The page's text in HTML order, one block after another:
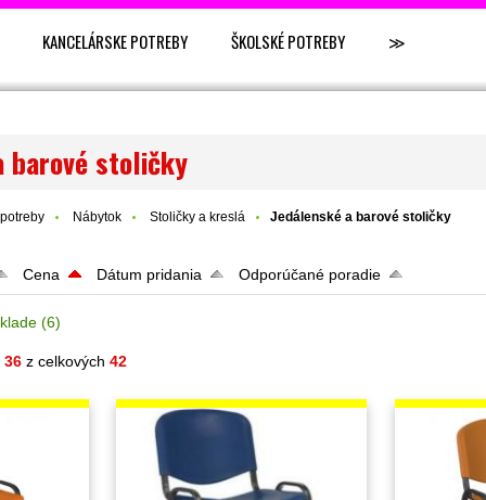
KANCELÁRSKE POTREBY ŠKOLSKÉ POTREBY ≫
barové stoličky
Nábytok Stoličky a kreslá Jedálenské a barové stoličky
Cena Dátum pridania Odporúčané poradie
(6)
36 z celkových42